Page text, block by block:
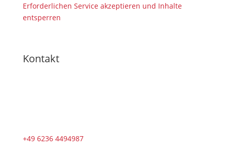
Erforderlichen Service akzeptieren und Inhalte
entsperren
Kontakt
+49 6236 4494987